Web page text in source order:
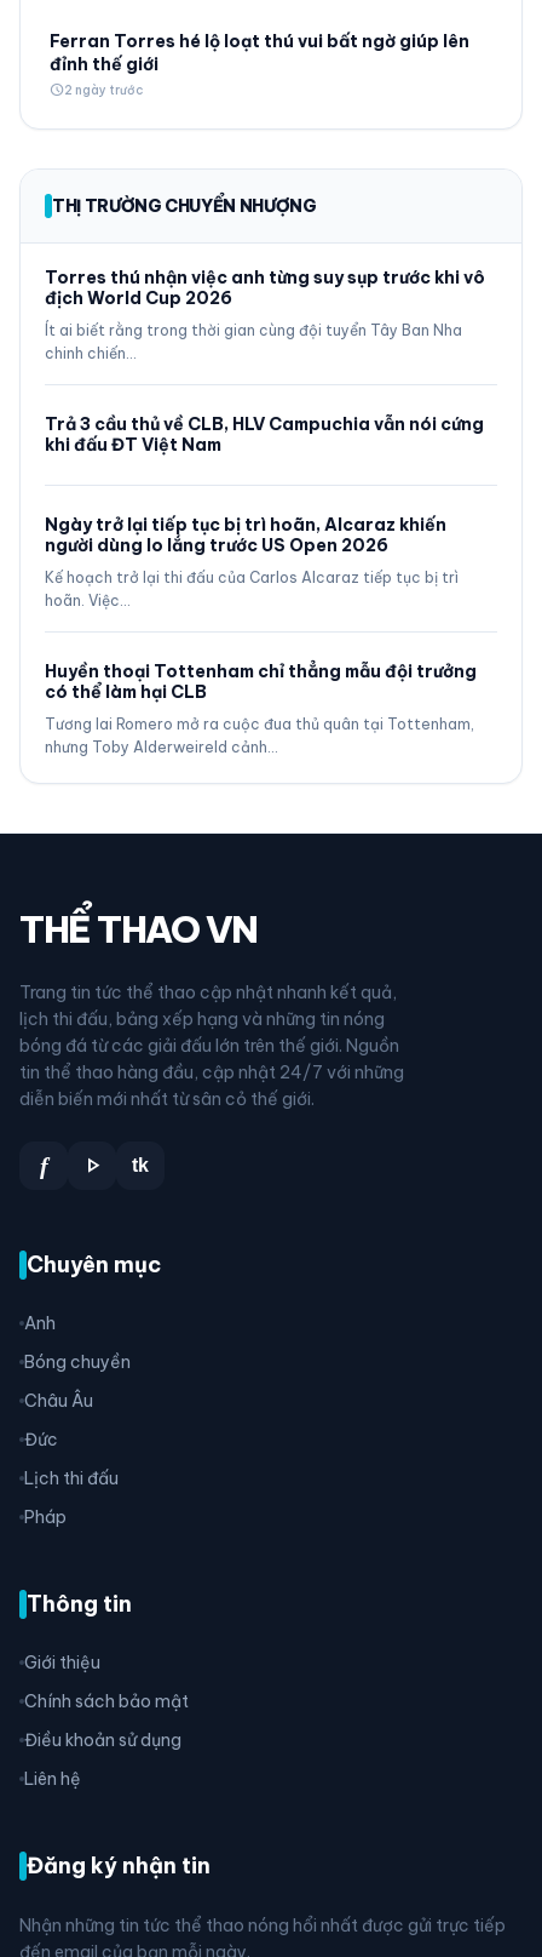
Ferran Torres hé lộ loạt thú vui bất ngờ giúp lên
đỉnh thế giới
schedule2 ngày trước
THỊ TRƯỜNG CHUYỂN NHƯỢNG
Torres thú nhận việc anh từng suy sụp trước khi vô
địch World Cup 2026
Ít ai biết rằng trong thời gian cùng đội tuyển Tây Ban Nha
chinh chiến…
Trả 3 cầu thủ về CLB, HLV Campuchia vẫn nói cứng
khi đấu ĐT Việt Nam
Ngày trở lại tiếp tục bị trì hoãn, Alcaraz khiến
người dùng lo lắng trước US Open 2026
Kế hoạch trở lại thi đấu của Carlos Alcaraz tiếp tục bị trì
hoãn. Việc…
Huyền thoại Tottenham chỉ thẳng mẫu đội trưởng
có thể làm hại CLB
Tương lai Romero mở ra cuộc đua thủ quân tại Tottenham,
nhưng Toby Alderweireld cảnh…
THỂ THAO VN
Trang tin tức thể thao cập nhật nhanh kết quả,
lịch thi đấu, bảng xếp hạng và những tin nóng
bóng đá từ các giải đấu lớn trên thế giới. Nguồn
tin thể thao hàng đầu, cập nhật 24/7 với những
diễn biến mới nhất từ sân cỏ thế giới.
f play_arrow tk
Chuyên mục
Anh
Bóng chuyền
Châu Âu
Đức
Lịch thi đấu
Pháp
Thông tin
Giới thiệu
Chính sách bảo mật
Điều khoản sử dụng
Liên hệ
Đăng ký nhận tin
Nhận những tin tức thể thao nóng hổi nhất được gửi trực tiếp
đến email của bạn mỗi ngày.